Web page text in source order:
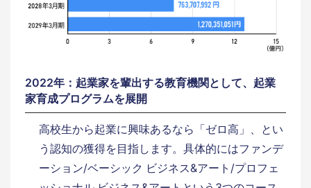
2022年：起業家を輩出する教育機関として、起業
家育成プログラムを展開
高校生から起業に興味あるなら「ゼロ高」、とい
う認知の獲得を目指します。具体的にはファンデ
ーション/ベーシック ビジネス&アート/プロフェ